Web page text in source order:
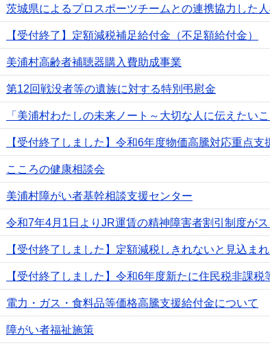
茨城県によるプロスポーツチームとの連携協力した
【受付終了】定額減税補足給付金（不足額給付金）
美浦村高齢者補聴器購入費助成事業
第12回戦没者等の遺族に対する特別弔慰金
「美浦村わたしの未来ノート～大切な人に伝えたいこ
【受付終了しました】令和6年度物価高騰対応重点
こころの健康相談会
美浦村障がい者基幹相談支援センター
令和7年4月1日よりJR運賃の精神障害者割引制度が
【受付終了しました】定額減税しきれないと見込ま
【受付終了しました】令和6年度新たに住民税非課
電力・ガス・食料品等価格高騰支援給付金について
障がい者福祉施策